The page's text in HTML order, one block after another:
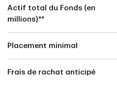
Actif total du Fonds (en
millions)**
Placement minimal
Frais de rachat anticipé